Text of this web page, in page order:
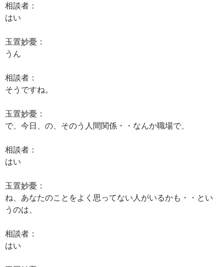
相談者：
はい
玉置妙憂：
うん
相談者：
そうですね。
玉置妙憂：
で、今日、の、そのう人間関係・・なんか職場で、
相談者：
はい
玉置妙憂：
ね、あなたのことをよく思ってない人がいるかも・・とい
うのは、
相談者：
はい